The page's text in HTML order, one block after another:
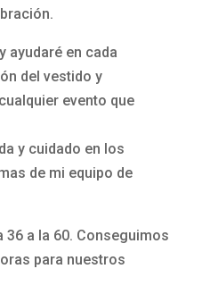
ayudaré en cada
del vestido y
evento que
y cuidado en los
de mi equipo de
36 a la 60. Conseguimos
para nuestros